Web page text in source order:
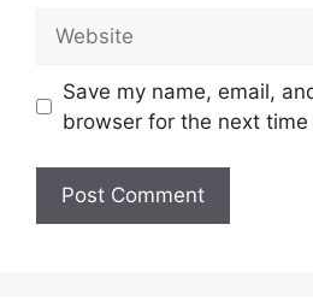
Save my name, email,
browser for the next time